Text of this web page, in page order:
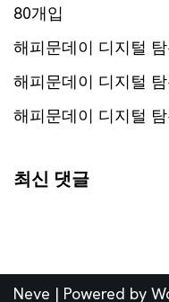
80개입
해피문데이 디지털
해피문데이 디지털
해피문데이 디지털
최신 댓글
Neve | Powered by